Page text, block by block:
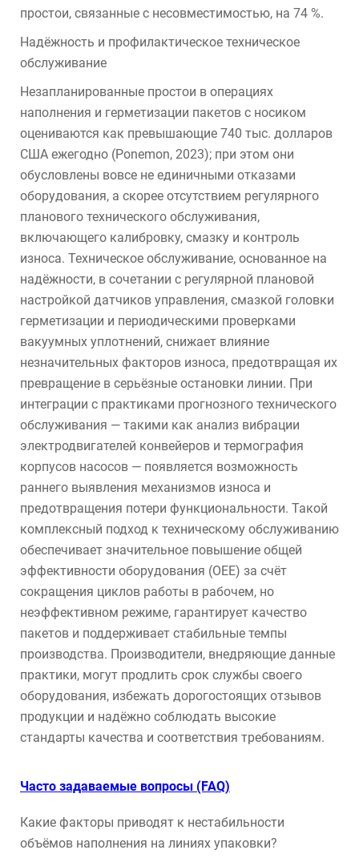
простои, связанные с несовместимостью, на 74 %.
Надёжность и профилактическое техническое
обслуживание
Незапланированные простои в операциях
наполнения и герметизации пакетов с носиком
оцениваются как превышающие 740 тыс. долларов
США ежегодно (Ponemon, 2023); при этом они
обусловлены вовсе не единичными отказами
оборудования, а скорее отсутствием регулярного
планового технического обслуживания,
включающего калибровку, смазку и контроль
износа. Техническое обслуживание, основанное на
надёжности, в сочетании с регулярной плановой
настройкой датчиков управления, смазкой головки
герметизации и периодическими проверками
вакуумных уплотнений, снижает влияние
незначительных факторов износа, предотвращая их
превращение в серьёзные остановки линии. При
интеграции с практиками прогнозного технического
обслуживания — такими как анализ вибрации
электродвигателей конвейеров и термография
корпусов насосов — появляется возможность
раннего выявления механизмов износа и
предотвращения потери функциональности. Такой
комплексный подход к техническому обслуживанию
обеспечивает значительное повышение общей
эффективности оборудования (OEE) за счёт
сокращения циклов работы в рабочем, но
неэффективном режиме, гарантирует качество
пакетов и поддерживает стабильные темпы
производства. Производители, внедряющие данные
практики, могут продлить срок службы своего
оборудования, избежать дорогостоящих отзывов
продукции и надёжно соблюдать высокие
стандарты качества и соответствия требованиям.
Часто задаваемые вопросы (FAQ)
Какие факторы приводят к нестабильности
объёмов наполнения на линиях упаковки?